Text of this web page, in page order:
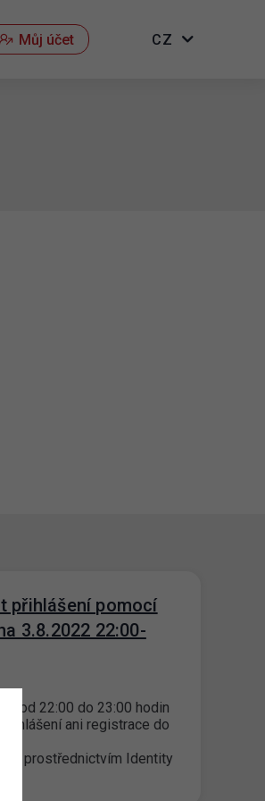
Můj účet CZ
přihlášení pomocí
3.8.2022 22:00-
od 22:00 do 23:00 hodin
přihlášení ani registrace do
prostřednictvím Identity